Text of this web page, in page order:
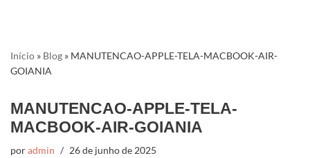
Início » Blog » MANUTENCAO-APPLE-TELA-MACBOOK-AIR-
GOIANIA
MANUTENCAO-APPLE-TELA-
MACBOOK-AIR-GOIANIA
poradmin 26 de junho de 2025